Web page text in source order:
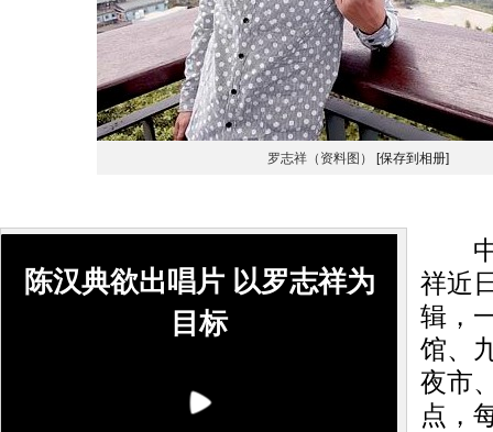
罗志祥（资料图） [保存到相册]
陈汉典欲出唱片 以罗志祥为
目标
中
祥近
辑，
馆、
夜市
点，